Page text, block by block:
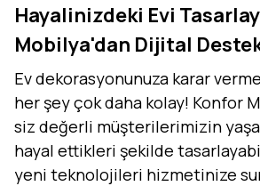
Hayalinizdeki Evi
Mobilya'dan Dijital
Ev dekorasyonunuza karar
her şey çok daha kolay! Konfor
siz değerli müşterilerimizin
hayal ettikleri şekilde
yeni teknolojileri hizmetinize